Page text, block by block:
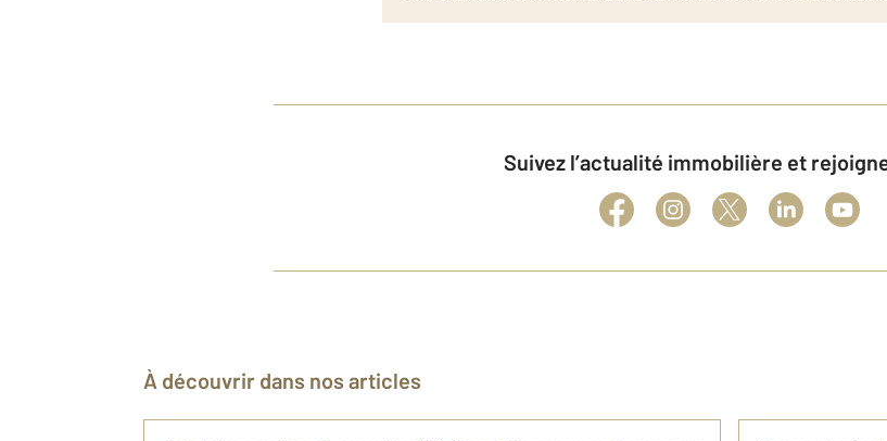
Suivez l’actualité immobilière et
À découvrir dans nos articles